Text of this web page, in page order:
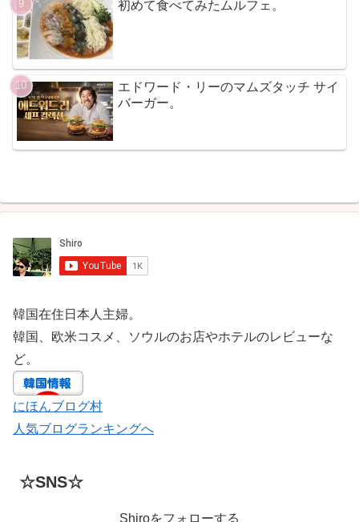
初めて食べてみたムルフェ。
エドワード・リーのマムズタッチ サイ
バーガー。
韓国在住日本人主婦。
韓国、欧米コスメ、ソウルのお店やホテルのレビューな
ど。
にほんブログ村
人気ブログランキングへ
☆SNS☆
Shiroをフォローする